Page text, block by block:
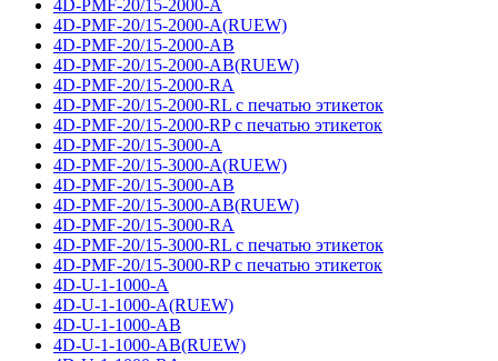
4D-PMF-20/15-2000-A
4D-PMF-20/15-2000-A(RUEW)
4D-PMF-20/15-2000-AB
4D-PMF-20/15-2000-AB(RUEW)
4D-PMF-20/15-2000-RA
4D-PMF-20/15-2000-RL с печатью этикеток
4D-PMF-20/15-2000-RP с печатью этикеток
4D-PMF-20/15-3000-A
4D-PMF-20/15-3000-A(RUEW)
4D-PMF-20/15-3000-AB
4D-PMF-20/15-3000-AB(RUEW)
4D-PMF-20/15-3000-RA
4D-PMF-20/15-3000-RL с печатью этикеток
4D-PMF-20/15-3000-RP с печатью этикеток
4D-U-1-1000-A
4D-U-1-1000-A(RUEW)
4D-U-1-1000-AB
4D-U-1-1000-AB(RUEW)